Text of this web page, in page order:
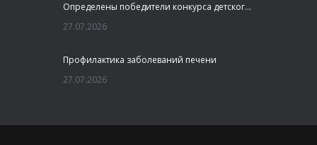
Определены победители конкурса детского рисунка «Я шагаю по Оренбуржью»
27.07.2026
Профилактика заболеваний печени
27.07.2026